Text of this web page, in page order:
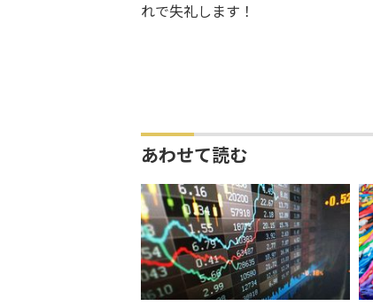
れで失礼します！
あわせて読む